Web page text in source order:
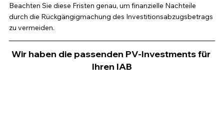
Beachten Sie diese Fristen genau, um finanzielle Nachteile
durch die Rückgängigmachung des Investitionsabzugsbetrags
zu vermeiden.
Wir haben die passenden PV-Investments für
Ihren IAB